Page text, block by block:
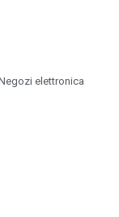
elettronica